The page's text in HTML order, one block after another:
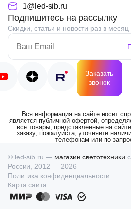
1@led-sib.ru
Подпишитесь на рассылку
Скидки, статьи и новости раз в месяц
Заказать
звонок
Вся информация на сайте носит
является публичной офертой,
все товары, представленные на
заказу, пожалуйста, уточняйте
телефонам или по
© led-sib.ru — магазин светотехники
России, 2012 — 2026
Политика конфиденциальности
Карта сайта